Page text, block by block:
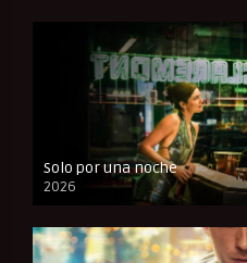
Solo por una noche
2026
CAM